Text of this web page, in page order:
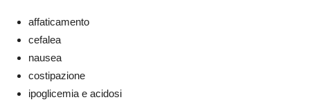
affaticamento
cefalea
nausea
costipazione
ipoglicemia e acidosi